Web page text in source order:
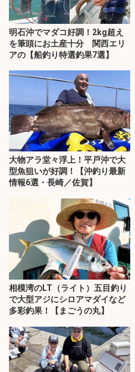
明石沖でマダコ好調！2kg超え
を筆頭にお土産十分 関西エリ
アの【船釣り特選釣果7選】
大物アラ堂々浮上！平戸沖で大
型魚狙いが好調！【沖釣り最新
情報6選・長崎／佐賀】
相模湾のLT（ライト）五目釣り
で大型アジにシロアマダイなど
多彩釣果！【まごうの丸】